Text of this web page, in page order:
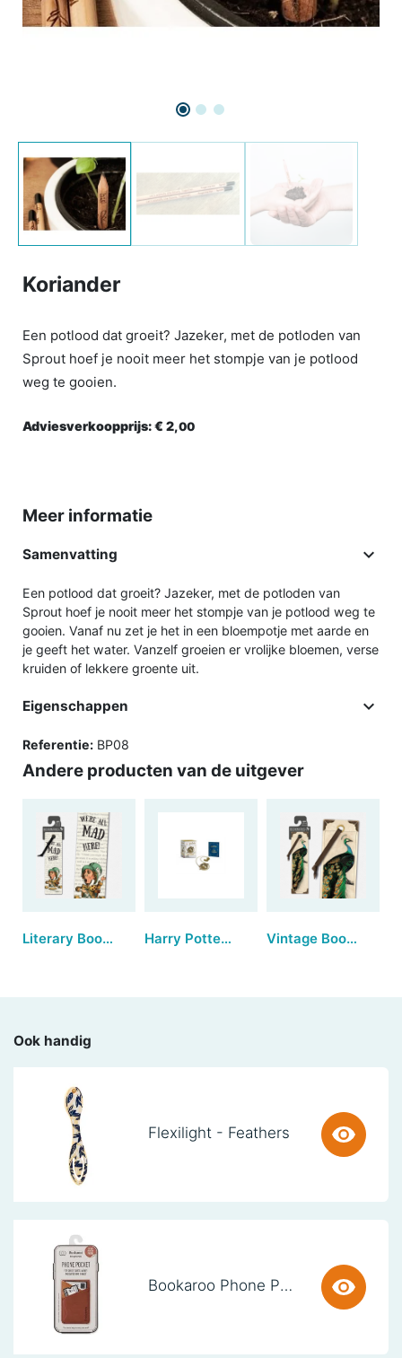
Koriander
Een potlood dat groeit? Jazeker, met de potloden van
Sprout hoef je nooit meer het stompje van je potlood
weg te gooien.
Adviesverkoopprijs:€ 2,00
Meer informatie
Samenvatting 
Een potlood dat groeit? Jazeker, met de potloden van
Sprout hoef je nooit meer het stompje van je potlood weg te
gooien. Vanaf nu zet je het in een bloempotje met aarde en
je geeft het water. Vanzelf groeien er vrolijke bloemen, verse
kruiden of lekkere groente uit.
Eigenschappen 
Referentie: BP08
Andere producten van de uitgever
Literary Bookmarks - We're all mad here (set van 3) Harry Potter - Time-Turner Kit (Revised, All-Metal Construction) Vintage Bookmarks - Peacock (set van 3)
Ook handig
Flexilight - Feathers
Bookaroo Phone Pocket - Brown